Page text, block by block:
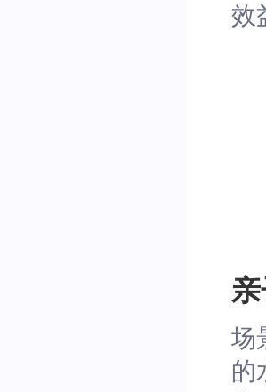
效
场
的